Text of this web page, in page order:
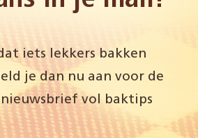
iets lekkers bakken
je dan nu aan voor de
vol baktips